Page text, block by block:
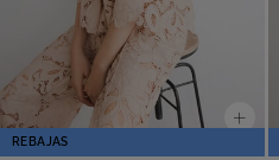
REBAJAS